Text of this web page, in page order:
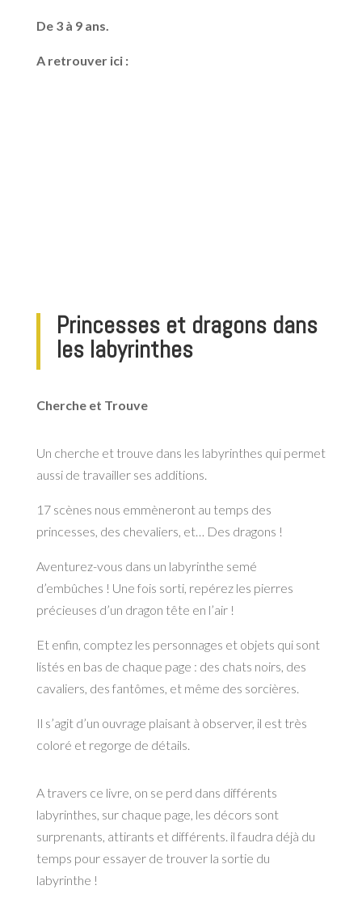
De 3 à 9 ans.
A retrouver ici :
Princesses et dragons dans
les labyrinthes
Cherche et Trouve
Un cherche et trouve dans les labyrinthes qui permet
aussi de travailler ses additions.
17 scènes nous emmèneront au temps des
princesses, des chevaliers, et… Des dragons !
Aventurez-vous dans un labyrinthe semé
d’embûches ! Une fois sorti, repérez les pierres
précieuses d’un dragon tête en l’air !
Et enfin, comptez les personnages et objets qui sont
listés en bas de chaque page : des chats noirs, des
cavaliers, des fantômes, et même des sorcières.
Il s’agit d’un ouvrage plaisant à observer, il est très
coloré et regorge de détails.
A travers ce livre, on se perd dans différents
labyrinthes, sur chaque page, les décors sont
surprenants, attirants et différents. il faudra déjà du
temps pour essayer de trouver la sortie du
labyrinthe !